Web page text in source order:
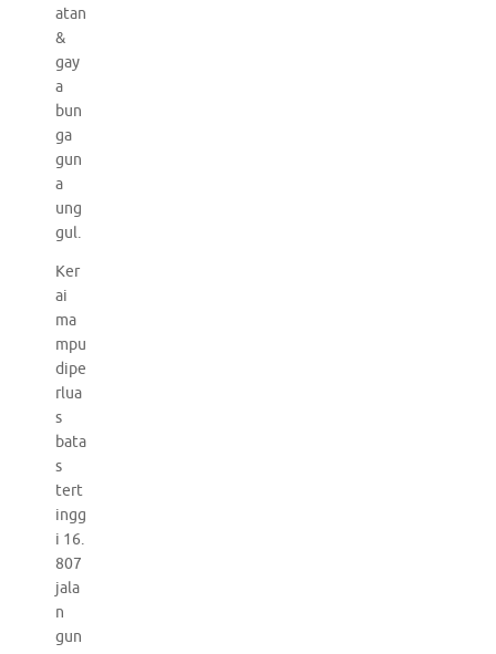
atan
&
gay
a
bun
ga
gun
a
ung
gul.
Ker
ai
ma
mpu
dipe
rlua
s
bata
s
tert
ingg
i 16.
807
jala
n
gun